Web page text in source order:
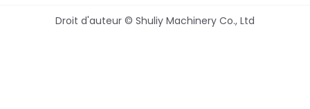
Droit d'auteur © Shuliy Machinery Co., Ltd